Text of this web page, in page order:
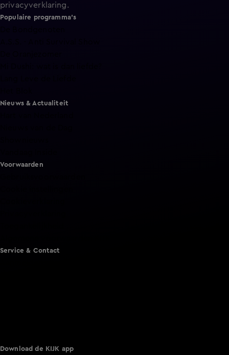
privacyverklaring.
Populaire programma's
Nieuws & Actualiteit
Voorwaarden
Service & Contact
Download de KIJK app